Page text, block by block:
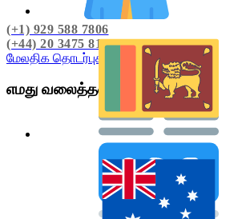
(+1) 929 588 7806
(+44) 20 3475 8120
மேலதிக தொடர்புகளுக்கு
எமது வலைத்தளங்கள்